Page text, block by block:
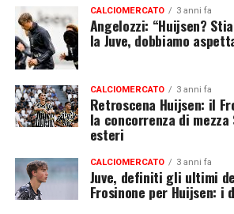
CALCIOMERCATO 3 anni fa
Angelozzi: “Huijsen?
la Juve, dobbiamo
CALCIOMERCATO 3 anni fa
Retroscena Huijsen: il
la concorrenza di
esteri
CALCIOMERCATO 3 anni fa
Juve, definiti gli ultimi
Frosinone per Huijsen: i